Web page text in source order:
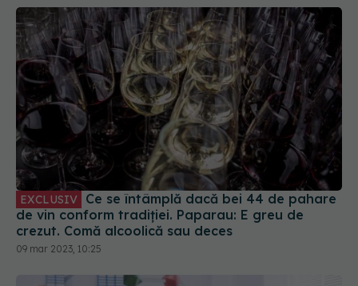
EXCLUSIV
de vin conform tradiției. Paparau: E greu de
crezut. Comă alcoolică sau deces
09 mar 2023, 10:25